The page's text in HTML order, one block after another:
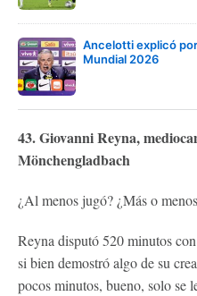
Ancelotti explicó
Mundial 2026
43. Giovanni Reyna,
Mönchengladbach
¿Al menos jugó? ¿Más o
Reyna disputó 520 minutos
si bien demostró algo de su
pocos minutos, bueno, solo se